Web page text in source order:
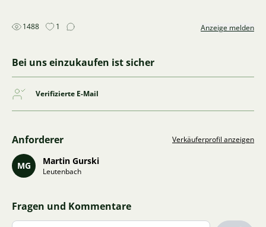
1488 1 Anzeige melden
Bei uns einzukaufen ist sicher
Verifizierte E-Mail
Anforderer Verkäuferprofil anzeigen
MG Martin Gurski
Leutenbach
Fragen und Kommentare